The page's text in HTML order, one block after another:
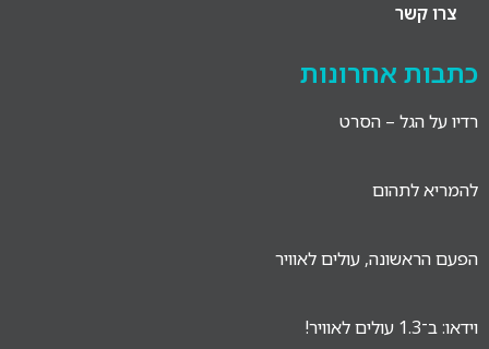
צרו קשר
כתבות אחרונות
רדיו על הגל – הסרט
להמריא לתהום
הפעם הראשונה, עולים לאוויר
וידאו: ב־1.3 עולים לאוויר!